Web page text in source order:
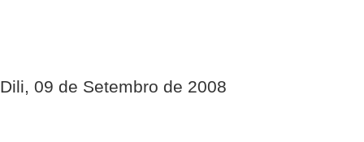
Dili, 09 de Setembro de 2008